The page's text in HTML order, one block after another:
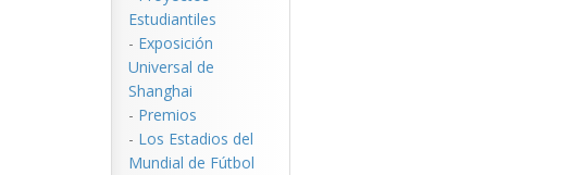
Estudiantiles
- Exposición
Universal de
Shanghai
- Premios
- Los Estadios del
Mundial de Fútbol